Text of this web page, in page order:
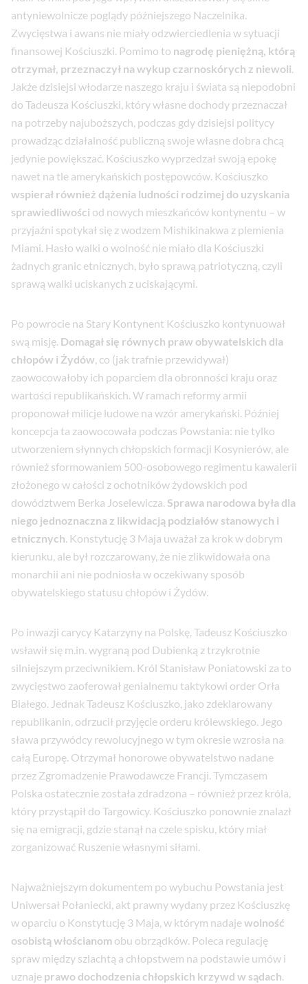
antyniewolnicze poglądy późniejszego Naczelnika.
Zwycięstwa i awans nie miały odzwierciedlenia w sytuacji
finansowej Kościuszki. Pomimo to nagrodę pieniężną, którą
otrzymał, przeznaczył na wykup czarnoskórych z niewoli.
Jakże dzisiejsi włodarze naszego kraju i świata są niepodobni
do Tadeusza Kościuszki, który własne dochody przeznaczał
na potrzeby najuboższych, podczas gdy dzisiejsi politycy
prowadząc działalność publiczną swoje własne dobra chcą
jedynie powiększać. Kościuszko wyprzedzał swoją epokę
nawet na tle amerykańskich postępowców. Kościuszko
wspierał również dążenia ludności rodzimej do uzyskania
sprawiedliwości od nowych mieszkańców kontynentu – w
przyjaźni spotykał się z wodzem Mishikinakwa z plemienia
Miami. Hasło walki o wolność nie miało dla Kościuszki
żadnych granic etnicznych, było sprawą patriotyczną, czyli
sprawą walki uciskanych z uciskającymi.
Po powrocie na Stary Kontynent Kościuszko kontynuował
swą misję. Domagał się równych praw obywatelskich dla
chłopów i Żydów, co (jak trafnie przewidywał)
zaowocowałoby ich poparciem dla obronności kraju oraz
wartości republikańskich. W ramach reformy armii
proponował milicje ludowe na wzór amerykański. Później
koncepcja ta zaowocowała podczas Powstania: nie tylko
utworzeniem słynnych chłopskich formacji Kosynierów, ale
również sformowaniem 500-osobowego regimentu kawalerii
złożonego w całości z ochotników żydowskich pod
dowództwem Berka Joselewicza. Sprawa narodowa była dla
niego jednoznaczna z likwidacją podziałów stanowych i
etnicznych. Konstytucję 3 Maja uważał za krok w dobrym
kierunku, ale był rozczarowany, że nie zlikwidowała ona
monarchii ani nie podniosła w oczekiwany sposób
obywatelskiego statusu chłopów i Żydów.
Po inwazji carycy Katarzyny na Polskę, Tadeusz Kościuszko
wsławił się m.in. wygraną pod Dubienką z trzykrotnie
silniejszym przeciwnikiem. Król Stanisław Poniatowski za to
zwycięstwo zaoferował genialnemu taktykowi order Orła
Białego. Jednak Tadeusz Kościuszko, jako zdeklarowany
republikanin, odrzucił przyjęcie orderu królewskiego. Jego
sława przywódcy rewolucyjnego w tym okresie wzrosła na
całą Europę. Otrzymał honorowe obywatelstwo nadane
przez Zgromadzenie Prawodawcze Francji. Tymczasem
Polska ostatecznie została zdradzona – również przez króla,
który przystąpił do Targowicy. Kościuszko ponownie znalazł
się na emigracji, gdzie stanął na czele spisku, który miał
zorganizować Ruszenie własnymi siłami.
Najważniejszym dokumentem po wybuchu Powstania jest
Uniwersał Połaniecki, akt prawny wydany przez Kościuszkę
w oparciu o Konstytucję 3 Maja, w którym nadajewolność
osobistą włościanom obu obrządków. Poleca regulację
spraw między szlachtą a chłopstwem na podstawie umów i
uznaje prawo dochodzenia chłopskich krzywd w sądach.